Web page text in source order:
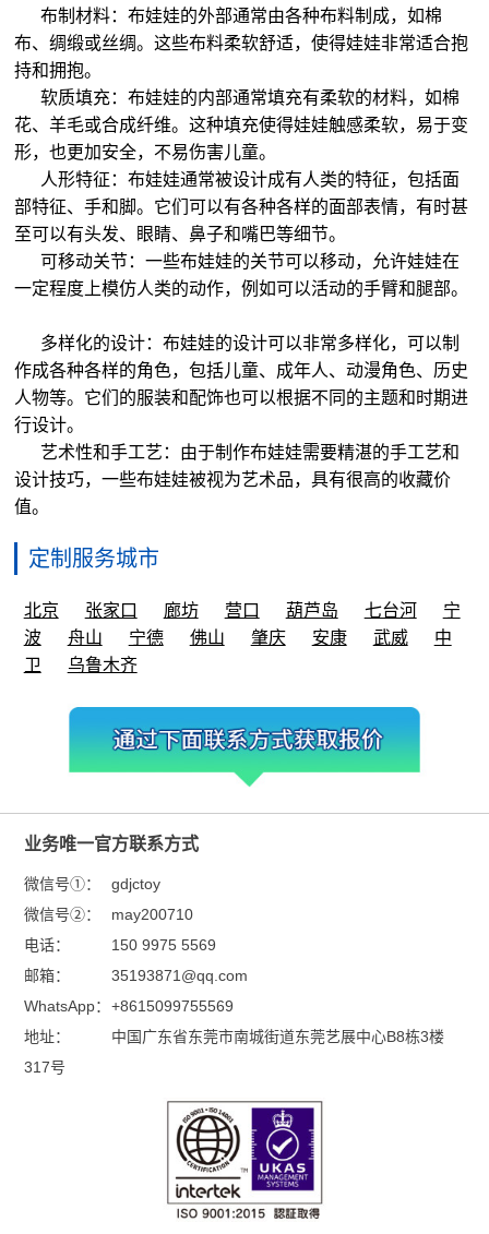
布制材料：布娃娃的外部通常由各种布料制成，如棉
布、绸缎或丝绸。这些布料柔软舒适，使得娃娃非常适合抱
持和拥抱。
软质填充：布娃娃的内部通常填充有柔软的材料，如棉
花、羊毛或合成纤维。这种填充使得娃娃触感柔软，易于变
形，也更加安全，不易伤害儿童。
人形特征：布娃娃通常被设计成有人类的特征，包括面
部特征、手和脚。它们可以有各种各样的面部表情，有时甚
至可以有头发、眼睛、鼻子和嘴巴等细节。
可移动关节：一些布娃娃的关节可以移动，允许娃娃在
一定程度上模仿人类的动作，例如可以活动的手臂和腿部。
多样化的设计：布娃娃的设计可以非常多样化，可以制
作成各种各样的角色，包括儿童、成年人、动漫角色、历史
人物等。它们的服装和配饰也可以根据不同的主题和时期进
行设计。
艺术性和手工艺：由于制作布娃娃需要精湛的手工艺和
设计技巧，一些布娃娃被视为艺术品，具有很高的收藏价
值。
定制服务城市
北京 张家口 廊坊 营口 葫芦岛 七台河
宁
波
舟山 宁德 佛山 肇庆 安康 武威
中
卫
乌鲁木齐
业务唯一官方联系方式
微信号①：
gdjctoy
微信号②：
may200710
电话：
150 9975 5569
邮箱：
35193871@qq.com
WhatsApp： +8615099755569
地址：
中国广东省东莞市南城街道东莞艺展中心B8栋3楼
317号